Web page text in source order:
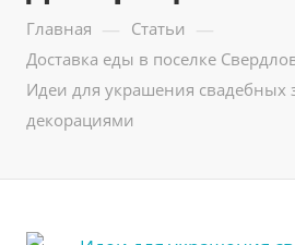
Главная — Статьи —
Доставка еды в поселке
Идеи для украшения
декорациями